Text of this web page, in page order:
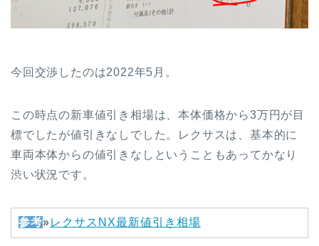
今回交渉したのは2022年5月。
この時点の新車値引き相場は、本体価格から3万円が目
標でしたが値引きなしでした。レクサスは、基本的に
車両本体からの値引きなしということもあってかなり
渋い状況です。
参考»レクサスNX最新値引き相場